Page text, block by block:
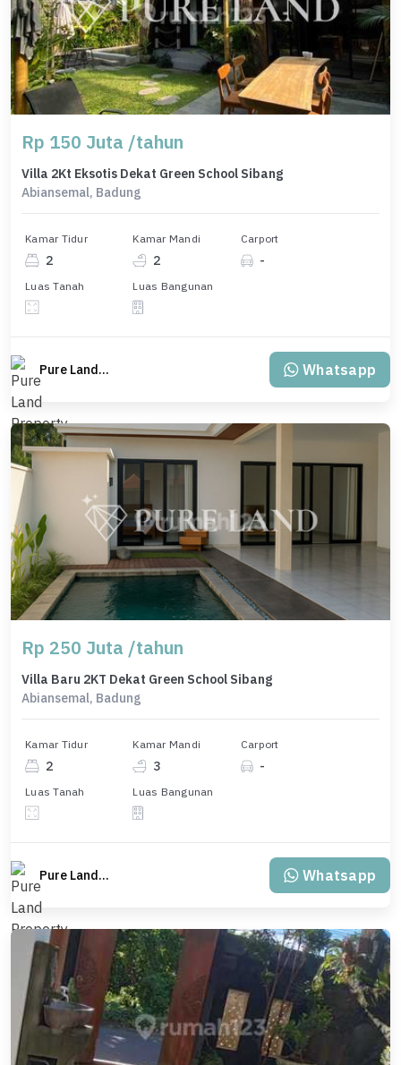
Rp 150 Juta /tahun
Villa 2Kt Eksotis Dekat Green School Sibang
Abiansemal, Badung
Kamar Tidur
2
Kamar Mandi
2
Carport
-
Luas Tanah Luas Bangunan
Pure Land Property Bali Whatsapp
Rp 250 Juta /tahun
Villa Baru 2KT Dekat Green School Sibang
Abiansemal, Badung
Kamar Tidur
2
Kamar Mandi
3
Carport
-
Luas Tanah Luas Bangunan
Pure Land Property Bali Whatsapp